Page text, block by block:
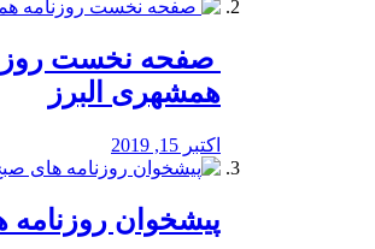
صفحه نخست
همشهری البرز
اکتبر 15, 2019
پیشخوان